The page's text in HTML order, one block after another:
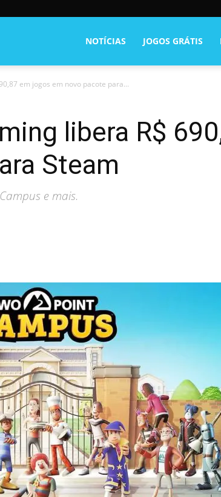
NOTÍCIAS JOGOS GRÁTIS
em jogos em novo pacote para...
libera R$
Steam
e mais.